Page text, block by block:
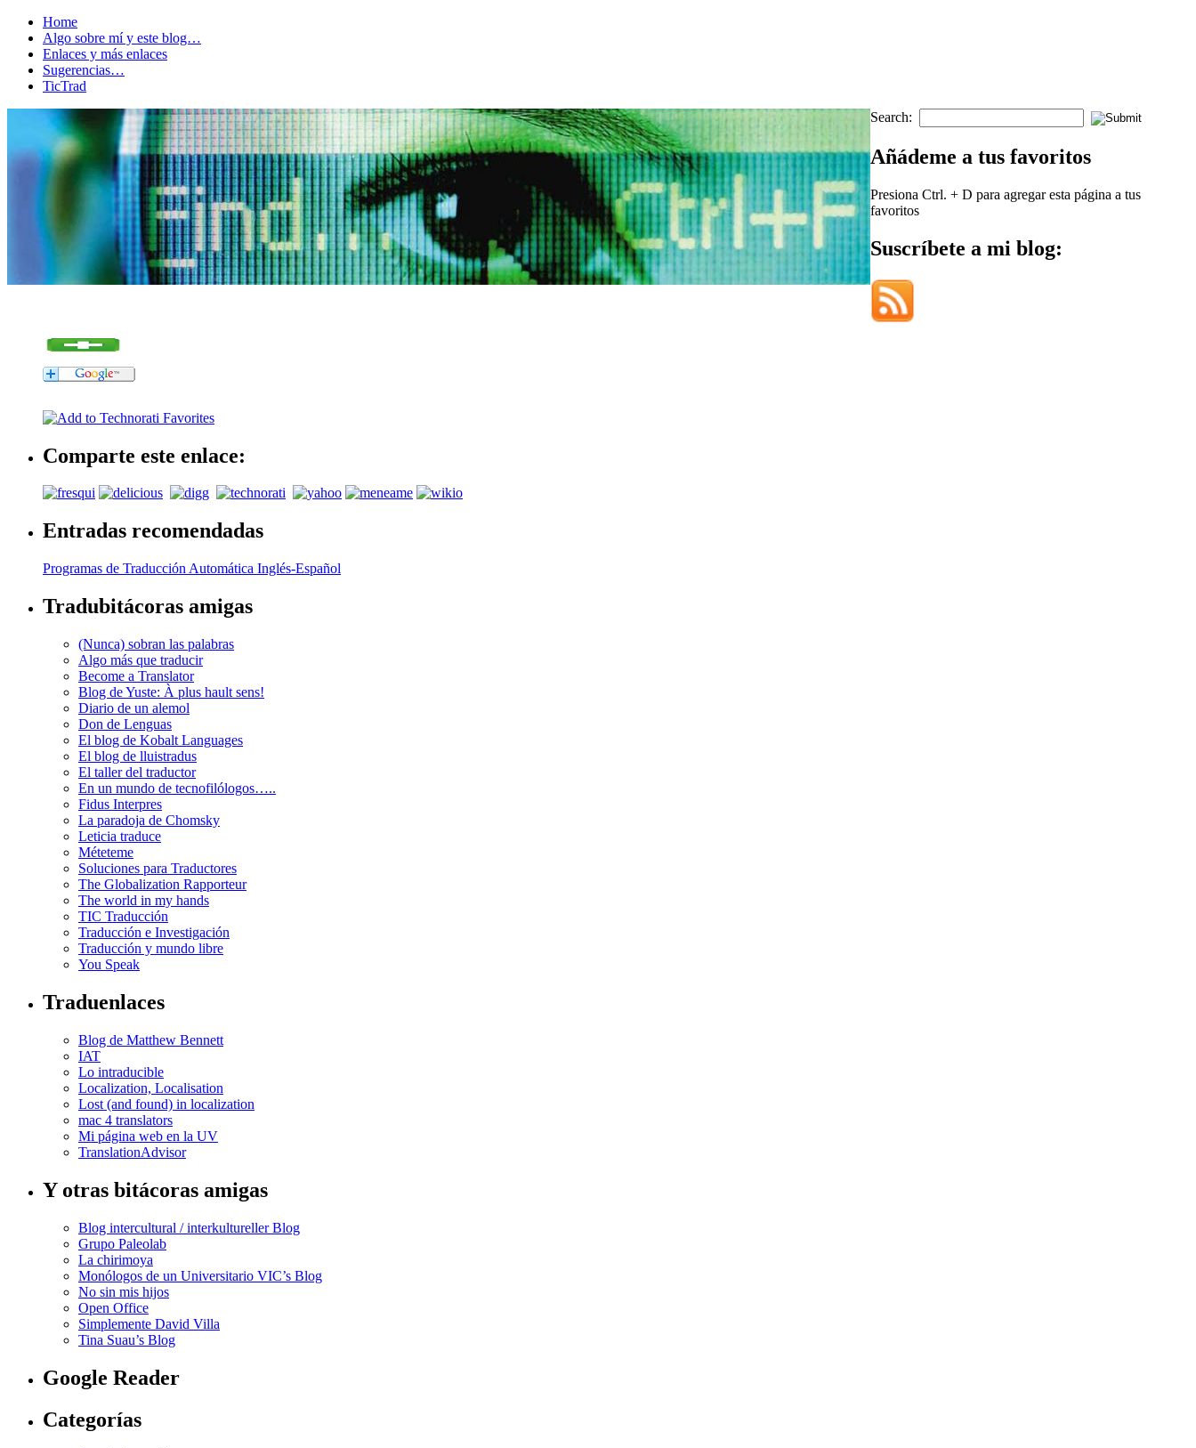
Home
Algo sobre mí y este blog…
Enlaces y más enlaces
Sugerencias…
TicTrad
Search:
Añádeme a tus favoritos
Presiona Ctrl. + D para agregar esta página a tus
favoritos
Suscríbete a mi blog:
Comparte este enlace:
Entradas recomendadas
Programas de Traducción Automática Inglés-Español
Tradubitácoras amigas
(Nunca) sobran las palabras
Algo más que traducir
Become a Translator
Blog de Yuste: À plus hault sens!
Diario de un alemol
Don de Lenguas
El blog de Kobalt Languages
El blog de lluistradus
El taller del traductor
En un mundo de tecnofilólogos…..
Fidus Interpres
La paradoja de Chomsky
Leticia traduce
Méteteme
Soluciones para Traductores
The Globalization Rapporteur
The world in my hands
TIC Traducción
Traducción e Investigación
Traducción y mundo libre
You Speak
Traduenlaces
Blog de Matthew Bennett
IAT
Lo intraducible
Localization, Localisation
Lost (and found) in localization
mac 4 translators
Mi página web en la UV
TranslationAdvisor
Y otras bitácoras amigas
Blog intercultural / interkultureller Blog
Grupo Paleolab
La chirimoya
Monólogos de un Universitario VIC’s Blog
No sin mis hijos
Open Office
Simplemente David Villa
Tina Suau’s Blog
Google Reader
Categorías